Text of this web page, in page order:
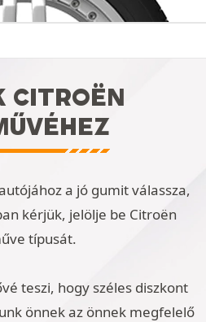
CITROËN
a jó gumit válassza,
kérjük, jelölje be Citroën
típusát.
teszi, hogy széles diszkont
önnek az önnek megfelelő